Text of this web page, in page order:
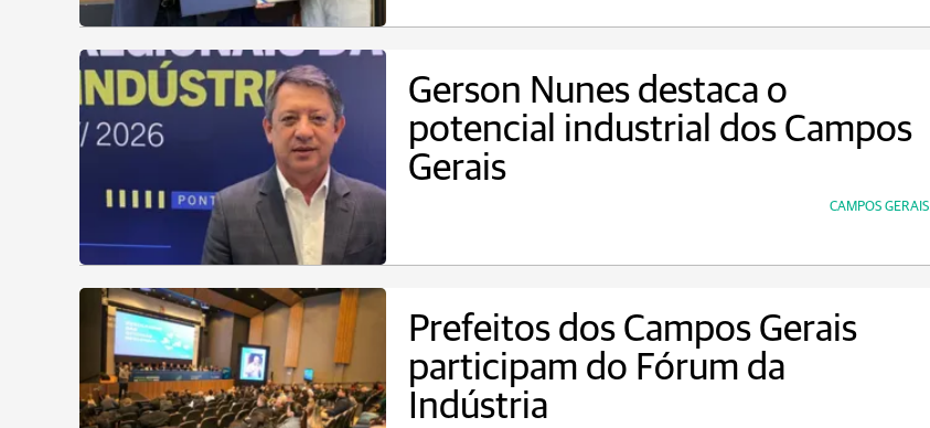
Gerson Nunes destaca o
potencial industrial dos Campos
Gerais
CAMPOS GERAIS
Prefeitos dos Campos Gerais
participam do Fórum da
Indústria